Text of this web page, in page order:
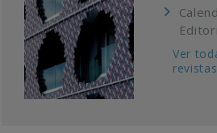
Ver
revistas